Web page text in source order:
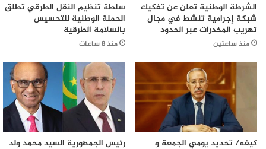
الشرطة الوطنية تعلن عن تفكيك
شبكة إجرامية تنشط في مجال
تهريب المخدرات عبر الحدود
منذ ساعتين
سلطة تنظيم النقل الطرقي تطلق
الحملة الوطنية للتحسيس
بالسلامة الطرقية
منذ 8 ساعات
كيفه/ تحديد يومي الجمعة و
رئيس الجمهورية السيد محمد ولد